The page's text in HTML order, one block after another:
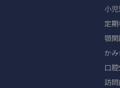
小
定
顎
か
口
訪